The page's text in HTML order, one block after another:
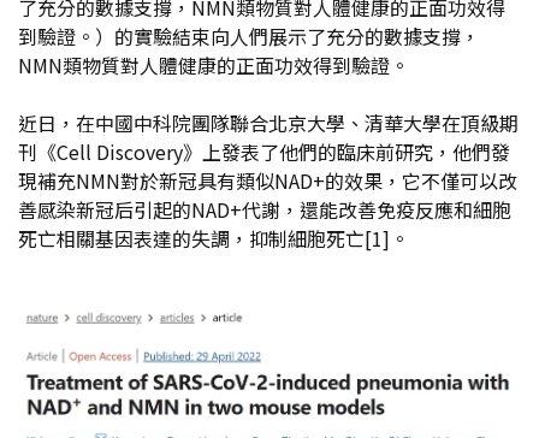
了充分的數據支撐，NMN類物質對人體健康的正面功效得
到驗證。 ）的實驗結束向人們展示了充分的數據支撐，
NMN類物質對人體健康的正面功效得到驗證。
近日，在中國中科院團隊聯合北京大學、清華大學在頂級期
刊《Cell Discovery》上發表了他們的臨床前研究，他們發
現補充NMN對於新冠具有類似NAD+的效果，它不僅可以改
善感染新冠后引起的NAD+代謝，還能改善免疫反應和細胞
死亡相關基因表達的失調，抑制細胞死亡[1]。